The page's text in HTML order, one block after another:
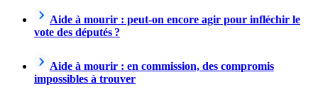
Aide à mourir : peut-on encore agir pour infléchir le
vote des députés ?
Aide à mourir : en commission, des compromis
impossibles à trouver